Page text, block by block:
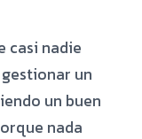
casi nadie
un
un buen
nada